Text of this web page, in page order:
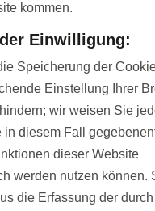
kommen.
Einwilligung:
Speicherung der
Einstellung Ihrer
wir weisen Sie
in diesem Fall
dieser Website
werden nutzen können.
die Erfassung der